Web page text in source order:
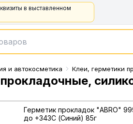
в выставленном
и автокосметика Клеи, герметики
Герметик прокладок "ABRO"
до +343С (Синий) 85г